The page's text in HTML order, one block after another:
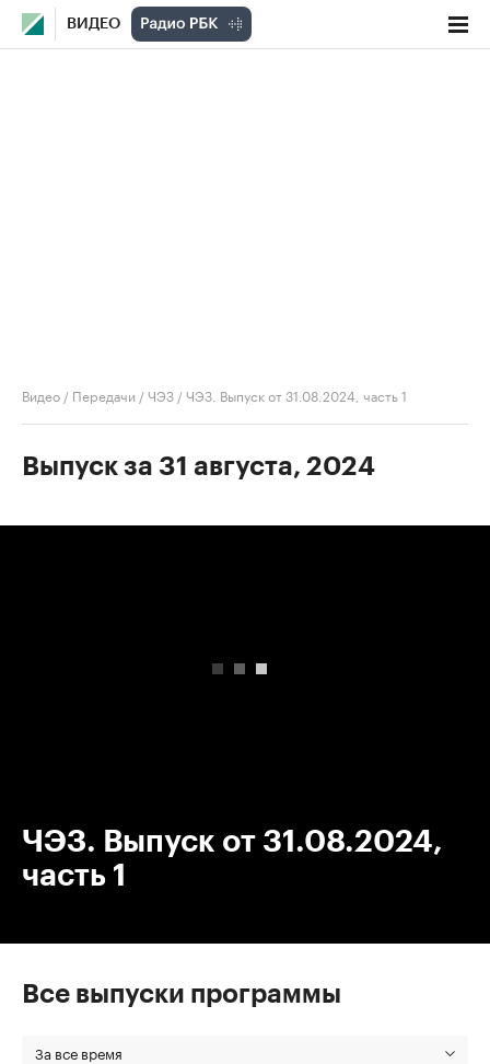
ВИДЕО
Видео / Передачи /ЧЭЗ /ЧЭЗ. Выпуск от 31.08.2024, часть 1
Выпуск за 31 августа, 2024
ЧЭЗ. Выпуск от 31.08.2024,
часть 1
Все выпуски программы
За все время